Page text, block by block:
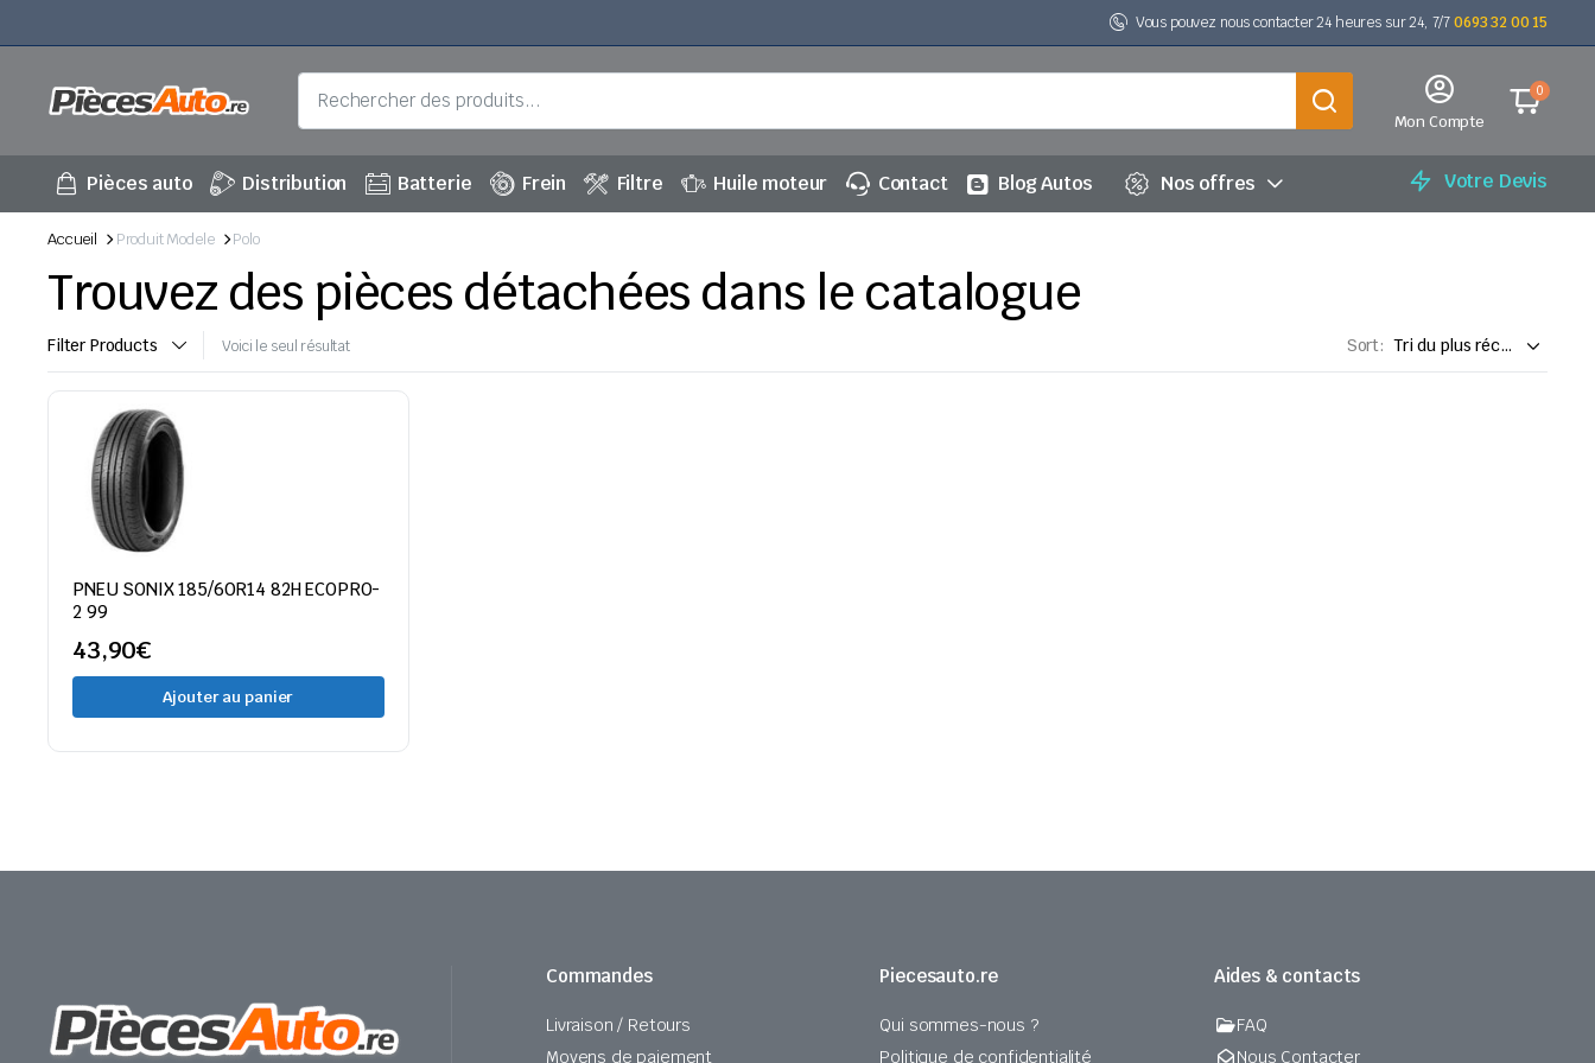
Vous pouvez nous contacter 24 heures sur 24, 7/70693 32 00 15
Mon Compte
0
Pièces auto Distribution Batterie Frein Filtre Huile moteur Contact Blog Autos Nos offres Votre Devis
Accueil Produit Modele Polo
Trouvez des pièces détachées dans le catalogue
Filter Products Voici le seul résultat Sort:
PNEU SONIX 185/60R14 82H ECOPRO-
2 99
43,90€
Ajouter au panier
Commandes
Livraison / Retours
Moyens de paiement
Piecesauto.re
Qui sommes-nous ?
Politique de confidentialité
Aides & contacts
FAQ
Nous Contacter